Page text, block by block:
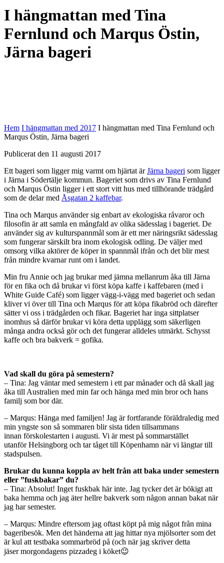
I hängmattan med Tina
Fernlund och Marqus Östin,
Järna bageri
Hem I hängmattan med 2017 I hängmattan med Tina Fernlund och
Marqus Östin, Järna bageri
Publicerat den 11 augusti 2017
Ett bageri som ligger mig varmt om hjärtat ärJärna bageri som ligger
i Järna i Södertälje kommun. Bageriet som drivs av Tina Fernlund
och Marqus Östin ligger i ett stort vitt hus med tillhörande trädgård
som de delar med Åsgatan 2 kaffebar.
Tina och Marqus använder sig enbart av ekologiska råvaror och
filosofin är att samla en mångfald av olika sädesslag i bageriet. De
använder sig av kulturspannmål som är ett mer näringsrikt sädesslag
som fungerar särskilt bra inom ekologisk odling. De väljer med
omsorg vilka aktörer de köper in spannmål ifrån och det blir mest
från mindre kvarnar runt om i landet.
Min fru Annie och jag brukar med jämna mellanrum åka till Järna
för en fika och då brukar vi först köpa kaffe i kaffebaren (med i
White Guide Café) som ligger vägg-i-vägg med bageriet och sedan
kliver vi över till Tina och Marqus för att köpa fikabröd och därefter
sätter vi oss i trädgården och fikar. Bageriet har inga sittplatser
inomhus så därför brukar vi köra detta upplägg som säkerligen
många andra också gör och det fungerar alldeles utmärkt. Schysst
kaffe och bra bakverk = gofika.
Vad skall du göra på semestern?
– Tina: Jag väntar med semestern i ett par månader och då skall jag
åka till Australien med min far och hänga med min bror och hans
familj som bor där.
– Marqus: Hänga med familjen! Jag är fortfarande föräldraledig med
min yngste son så sommaren blir sista tiden tillsammans
innan förskolestarten i augusti. Vi är mest på sommarstället
utanför Helsingborg och tar tåget till Köpenhamn när vi längtar till
stadspulsen.
Brukar du kunna koppla av helt från att baka under semestern
eller ”fuskbakar” du?
– Tina: Absolut! Inget fuskbak här inte. Jag tycker det är bökigt att
baka hemma och jag äter hellre bakverk som någon annan bakat när
jag har semester.
– Marqus: Mindre eftersom jag oftast köpt på mig något från mina
bageribesök. Men det händerna att jag hittar nya mjölsorter som det
är kul att testbaka sommarbröd på (och när jag skriver detta
jäser morgondagens pizzadeg i köket😉